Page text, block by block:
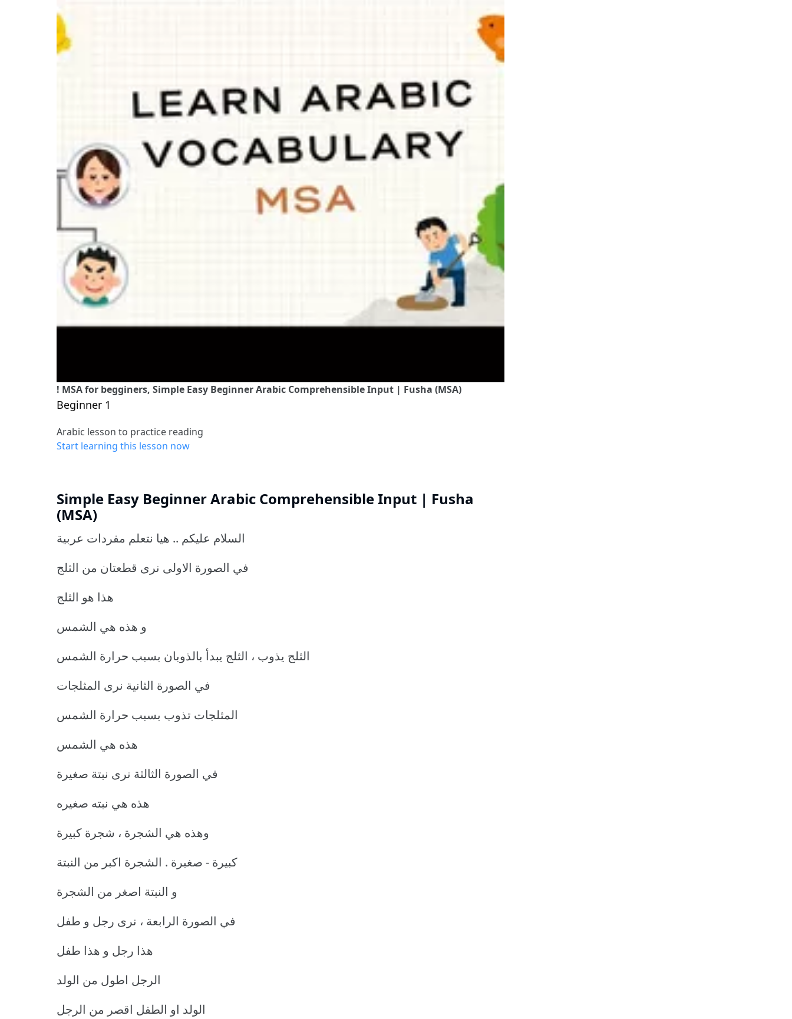
! MSA for begginers, Simple Easy Beginner Arabic Comprehensible Input | Fusha (MSA)
Beginner 1
Arabic lesson to practice reading
Start learning this lesson now
Simple Easy Beginner Arabic Comprehensible Input | Fusha
(MSA)
السلام عليكم .. هيا نتعلم مفردات عربية
في الصورة الاولى نرى قطعتان من الثلج
هذا هو الثلج
و هذه هي الشمس
الثلج يذوب ، الثلج يبدأ بالذوبان بسبب حرارة الشمس
في الصورة الثانية نرى المثلجات
المثلجات تذوب بسبب حرارة الشمس
هذه هي الشمس
في الصورة الثالثة نرى نبتة صغيرة
هذه هي نبته صغيره
وهذه هي الشجرة ، شجرة كبيرة
كبيرة - صغيرة . الشجرة اكبر من النبتة
و النبتة اصغر من الشجرة
في الصورة الرابعة ، نرى رجل و طفل
هذا رجل و هذا طفل
الرجل اطول من الولد
الولد او الطفل اقصر من الرجل